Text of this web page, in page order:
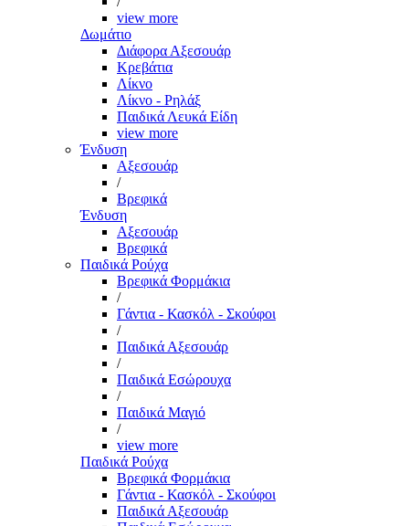
view more
Δωμάτιο
Διάφορα Αξεσουάρ
Κρεβάτια
Λίκνο
Λίκνο - Ρηλάξ
Παιδικά Λευκά Είδη
view more
Ένδυση
Αξεσουάρ
/
Βρεφικά
Ένδυση
Αξεσουάρ
Βρεφικά
Παιδικά Ρούχα
Βρεφικά Φορμάκια
/
Γάντια - Κασκόλ - Σκούφοι
/
Παιδικά Αξεσουάρ
/
Παιδικά Εσώρουχα
/
Παιδικά Μαγιό
/
view more
Παιδικά Ρούχα
Βρεφικά Φορμάκια
Γάντια - Κασκόλ - Σκούφοι
Παιδικά Αξεσουάρ